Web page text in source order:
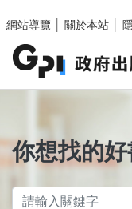
網站導覽
關於本站
你想找的好